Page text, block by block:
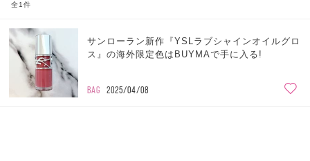
全1件
サンローラン新作『YSLラブシャインオイルグロ
ス』の海外限定色はBUYMAで手に入る!
BAG 2025/04/08